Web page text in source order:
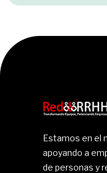
Estamos en el
apoyando a
de personas y